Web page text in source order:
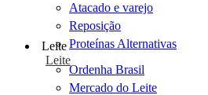
Atacado e varejo
Reposição
Proteínas Alternativas
Leite
Leite
Ordenha Brasil
Mercado do Leite